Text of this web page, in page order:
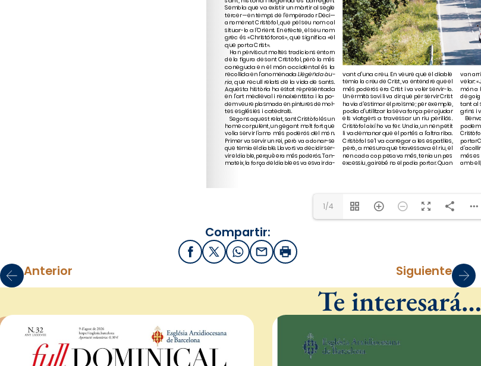
1/4
Compartir:
FacebookX / Twitter
WhatsApp
EmailImprimir
Anterior Siguiente
Te interesará…